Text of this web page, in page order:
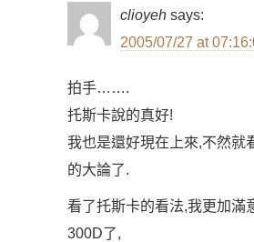
clioyeh says:
2005/07/27 at
拍手…….
托斯卡說的真好!
我也是還好現在上來,不然就
的大論了.
看了托斯卡的看法,我更加滿
300D了,